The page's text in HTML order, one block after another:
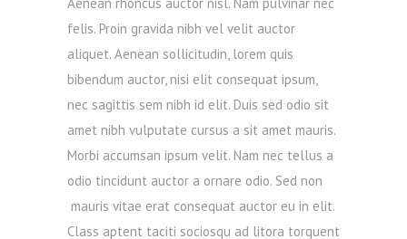
felis. Proin gravida nibh vel velit auctor
aliquet. Aenean sollicitudin, lorem quis
bibendum auctor, nisi elit consequat ipsum,
nec sagittis sem nibh id elit. Duis sed odio sit
amet nibh vulputate cursus a sit amet mauris.
Morbi accumsan ipsum velit. Nam nec tellus a
odio tincidunt auctor a ornare odio. Sed non
mauris vitae erat consequat auctor eu in elit.
Class aptent taciti sociosqu ad litora torquent